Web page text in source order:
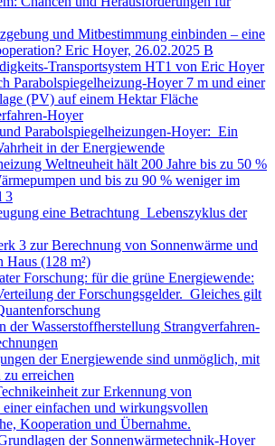
und Mitbestimmung einbinden – eine
Eric Hoyer, 26.02.2025 B
Transportsystem HT1 von Eric Hoyer
Parabolspiegelheizung-Hoyer 7 m und einer
(PV) auf einem Hektar Fläche
Hoyer
Parabolspiegelheizungen-Hoyer: Ein
in der Energiewende
Weltneuheit hält 200 Jahre bis zu 50 %
und bis zu 90 % weniger im
3
eine Betrachtung Lebenszyklus der
3 zur Berechnung von Sonnenwärme und
Haus (128 m²)
Forschung: für die grüne Energiewende:
der Forschungsgelder. Gleiches gilt
der Wasserstoffherstellung Strangverfahren-
der Energiewende sind unmöglich, mit
erreichen
zur Erkennung von
einfachen und wirkungsvollen
Kooperation und Übernahme.
der Sonnenwärmetechnik-Hoyer